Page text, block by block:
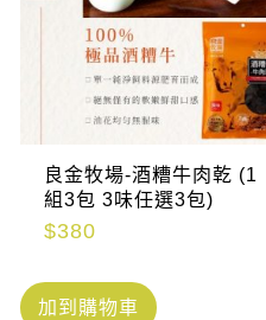
良金牧場-酒糟牛肉乾 (1
組3包 3味任選3包)
$380
加到購物車